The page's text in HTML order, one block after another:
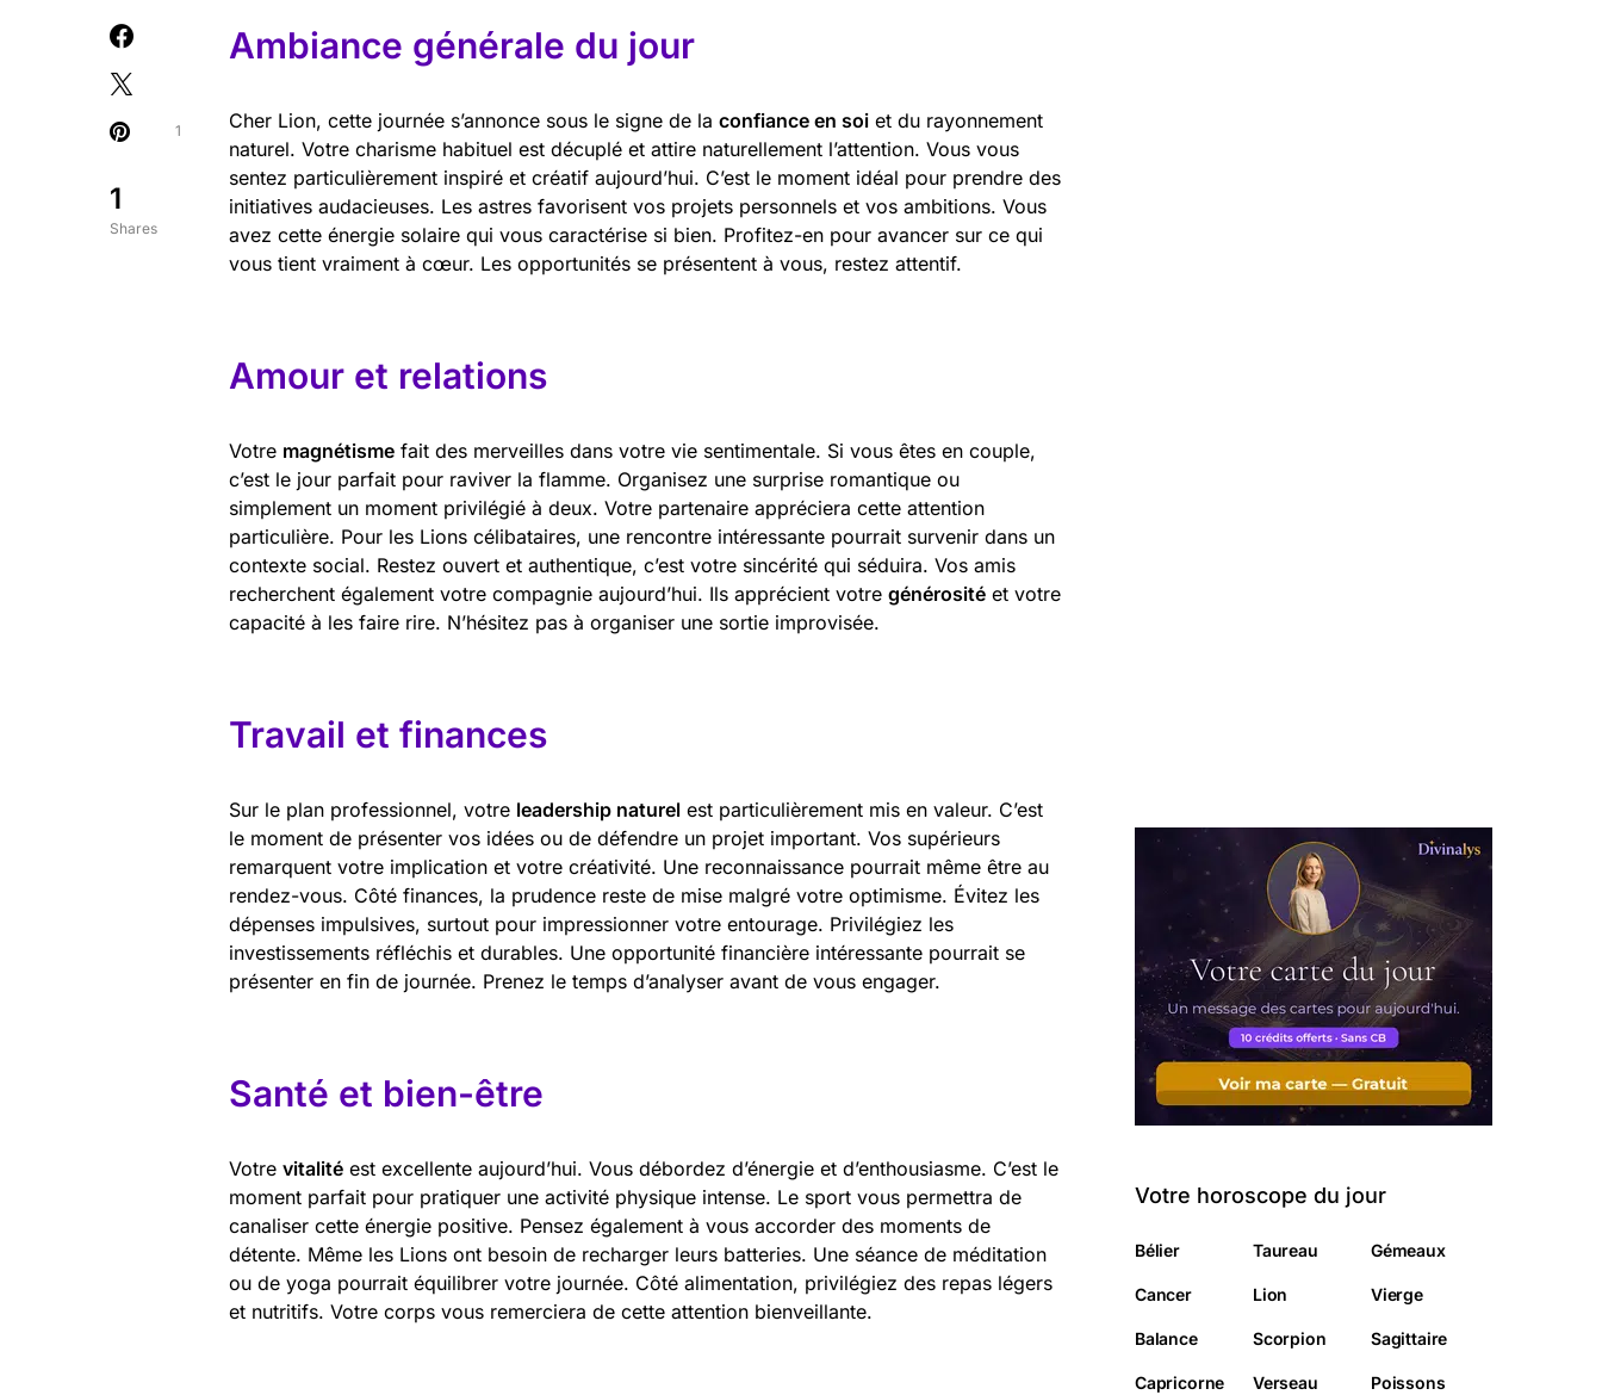
1
Shares
1
Ambiance générale du jour
Cher Lion, cette journée s’annonce sous le signe de la confiance en soi et du rayonnement
naturel. Votre charisme habituel est décuplé et attire naturellement l’attention. Vous vous
sentez particulièrement inspiré et créatif aujourd’hui. C’est le moment idéal pour prendre des
initiatives audacieuses. Les astres favorisent vos projets personnels et vos ambitions. Vous
avez cette énergie solaire qui vous caractérise si bien. Profitez-en pour avancer sur ce qui
vous tient vraiment à cœur. Les opportunités se présentent à vous, restez attentif.
Amour et relations
Votre magnétisme fait des merveilles dans votre vie sentimentale. Si vous êtes en couple,
c’est le jour parfait pour raviver la flamme. Organisez une surprise romantique ou
simplement un moment privilégié à deux. Votre partenaire appréciera cette attention
particulière. Pour les Lions célibataires, une rencontre intéressante pourrait survenir dans un
contexte social. Restez ouvert et authentique, c’est votre sincérité qui séduira. Vos amis
recherchent également votre compagnie aujourd’hui. Ils apprécient votre générosité et votre
capacité à les faire rire. N’hésitez pas à organiser une sortie improvisée.
Travail et finances
Sur le plan professionnel, votre leadership naturel est particulièrement mis en valeur. C’est
le moment de présenter vos idées ou de défendre un projet important. Vos supérieurs
remarquent votre implication et votre créativité. Une reconnaissance pourrait même être au
rendez-vous. Côté finances, la prudence reste de mise malgré votre optimisme. Évitez les
dépenses impulsives, surtout pour impressionner votre entourage. Privilégiez les
investissements réfléchis et durables. Une opportunité financière intéressante pourrait se
présenter en fin de journée. Prenez le temps d’analyser avant de vous engager.
Santé et bien-être
Votre vitalité est excellente aujourd’hui. Vous débordez d’énergie et d’enthousiasme. C’est le
moment parfait pour pratiquer une activité physique intense. Le sport vous permettra de
canaliser cette énergie positive. Pensez également à vous accorder des moments de
détente. Même les Lions ont besoin de recharger leurs batteries. Une séance de méditation
ou de yoga pourrait équilibrer votre journée. Côté alimentation, privilégiez des repas légers
et nutritifs. Votre corps vous remerciera de cette attention bienveillante.
Votre horoscope du jour
Bélier Taureau Gémeaux
Cancer Lion Vierge
Balance Scorpion Sagittaire
Capricorne Verseau Poissons